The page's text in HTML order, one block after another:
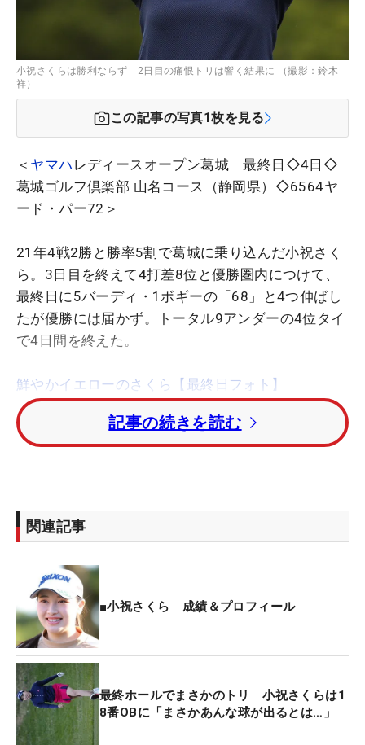
小祝さくらは勝利ならず 2日目の痛恨トリは響く結果に （撮影：鈴木
祥）
この記事の写真1枚を見る
＜ ヤマハ レディースオープン葛城 最終日◇4日◇
葛城ゴルフ倶楽部 山名コース（静岡県）◇6564ヤ
ード・パー72＞
21年4戦2勝と勝率5割で葛城に乗り込んだ小祝さく
ら。3日目を終えて4打差8位と優勝圏内につけて、
最終日に5バーディ・1ボギーの「68」と4つ伸ばし
たが優勝には届かず。トータル9アンダーの4位タイ
で4日間を終えた。
鮮やかイエローのさくら【最終日フォト】
敗れはしたものの、「前半はなかなかバーディチャ
ンスが無かったですが、後半しっかりセカンドショ
一定の評価を下した小祝。悔やんだのは2日目の最
終ホール。トリプルボギーにつながったティショッ
「本当に痛かったです。ゴルフはミスがあるのでし
ょうがないですけど、あのような1つのミスがスコ
アに大きく影響が出るので、集中力を18ホール保つ
ことが大事だと改めて思いました」。OBのあとも精
彩を欠いたことを悔やんだ。
それでもトップ5に入ったこともあって、賞金ラン
記事の続きを読む
関連記事
■小祝さくら 成績＆プロフィール
最終ホールでまさかのトリ 小祝さくらは1
8番OBに「まさかあんな球が出るとは…」